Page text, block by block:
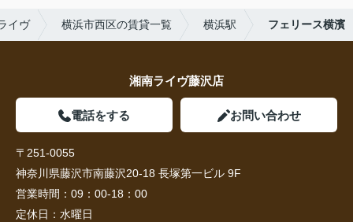
イヴ 横浜市西区の賃貸一覧 横浜駅 フェリース横濱
湘南ライヴ藤沢店
電話をする お問い合わせ
〒251-0055
神奈川県藤沢市南藤沢20-18 長塚第一ビル 9F
営業時間： 09：00-18：00
定休日： 水曜日